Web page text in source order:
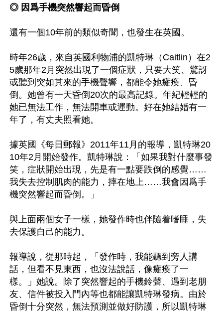
◎ 因爲手機突然響起而昏倒
還有一個10年前的類似奇聞，也發生在英國。
時年26歲，來自英國利物浦的凱特琳（Caitlin）在2
5歲那年2月突然出現了一個症狀，只要大笑、驚訝
或聽到突如其來的手機聲響，都能令她癱瘓、昏
倒。她曾有一天昏倒20次的最高記錄。年紀輕輕的
她已無法工作，無法開車或運動。好在她結婚有一
年了，有丈夫照看她。
據英國《每日郵報》2011年11月的報導，凱特琳20
10年2月開始發作。凱特琳說：「如果我對什麼事發
笑，症狀開始出現，先是有一點要跌倒的感覺……
我失去控制肌肉的能力，摔在地上……我會因爲手
機突然響起而昏倒。」
與上面兩個女子一樣，她發作時也伴隨着嗜睡，失
去保護自己的能力。
報導說，從那時起，「發作時，我能聽到旁人講
話，但看不見東西，也沒法說話，像癱瘓了一
樣。」她說。除了突然響起的手機鈴聲、遇到老朋
友、信件被投入門內等也都能讓凱特琳發病。由於
昏倒十分突然，無法預測並做好防護，所以凱特琳